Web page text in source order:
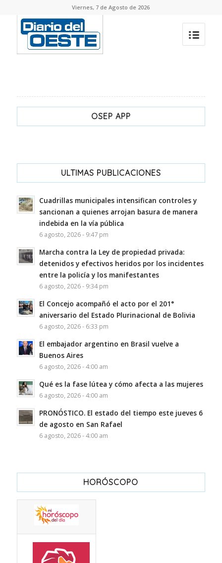
Viernes, 7 de Agosto de 2026
OSEP APP
ULTIMAS PUBLICACIONES
Cuadrillas municipales intensifican controles y
sancionan a quienes arrojan basura de manera
indebida en la vía pública
6 agosto, 2026 - 9:47 pm
Marcha contra la Ley de propiedad privada:
detenidos y efectivos heridos por los incidentes
entre la policía y los manifestantes
6 agosto, 2026 - 9:34 pm
El Concejo acompañó el acto por el 201°
aniversario del Estado Plurinacional de Bolivia
6 agosto, 2026 - 6:33 pm
El embajador argentino en Brasil vuelve a
Buenos Aires
6 agosto, 2026 - 4:00 am
Qué es la fase lútea y cómo afecta a las mujeres
6 agosto, 2026 - 4:00 am
PRONÓSTICO. El estado del tiempo este jueves 6
de agosto en San Rafael
6 agosto, 2026 - 4:00 am
HORÓSCOPO